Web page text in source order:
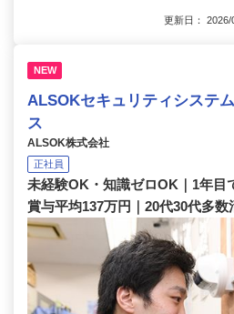
更新日：
NEW
ALSOKセキュリティシステ
ス
ALSOK株式会社
正社員
未経験OK・知識ゼロOK｜1年目
賞与平均137万円｜20代30代多数